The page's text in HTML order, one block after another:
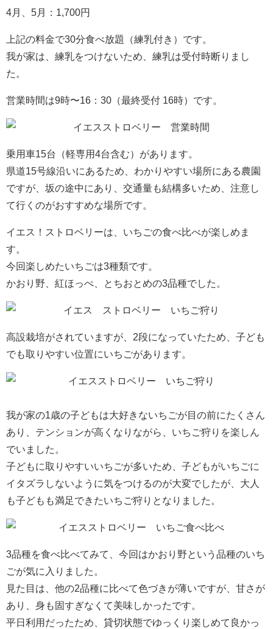
4月、5月：1,700円
上記の料金で30分食べ放題（練乳付き）です。
我が家は、練乳をつけないため、練乳は受付時断りまし
た。
営業時間は9時〜16：30（最終受付 16時）です。
乗用車15台（軽専用4台含む）があります。
県道15号線沿いにあるため、わかりやすい場所にある農園
ですが、坂の途中にあり、交通量も結構多いため、注意し
て行くのがおすすめな場所です。
イエス！ストロベリーは、いちごの食べ比べが楽しめま
す。
今回楽しめたいちごは3種類です。
かおり野、紅ほっぺ、とちおとめの3品種でした。
高設栽培がされていますが、2段になっていたため、子ども
でも取りやすい位置にいちごがあります。
我が家の1歳の子どもは大好きないちごが目の前にたくさん
あり、テンションが高くなりながら、いちご狩りを楽しん
でいました。
子どもに取りやすいいちごが多いため、子どもがいちごに
イタズラしないように気をつけるのが大変でしたが、大人
も子どもも満足できたいちご狩りとなりました。
3品種を食べ比べてみて、今回はかおり野という品種のいち
ごが気に入りました。
見た目は、他の2品種に比べて色づきが薄いですが、甘さが
あり、身も固すぎなくて美味しかったです。
平日利用だったため、貸切状態でゆっくり楽しめて良かっ